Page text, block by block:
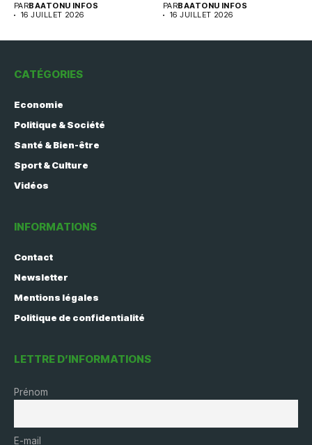
PARBAATONU INFOS
16 JUILLET 2026
PARBAATONU INFOS
16 JUILLET 2026
CATÉGORIES
Economie
Politique & Société
Santé & Bien-être
Sport & Culture
Vidéos
INFORMATIONS
Contact
Newsletter
Mentions légales
Politique de confidentialité
LETTRE D’INFORMATIONS
Prénom
E-mail